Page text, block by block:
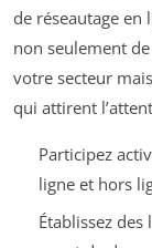
de réseautage en
non seulement
votre secteur
qui attirent
Participez
ligne et hors
Établissez